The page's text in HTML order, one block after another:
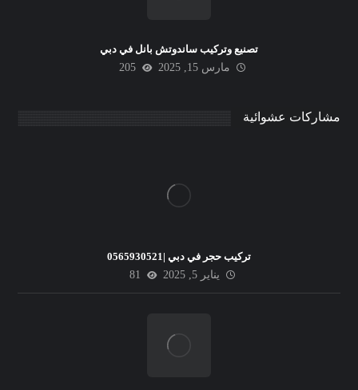
تصنيع وتركيب ساندوتش بانل في دبي
مارس 15, 2025
205
مشاركات عشوائية
تركيب حجر في دبي |0565930521
يناير 5, 2025
81